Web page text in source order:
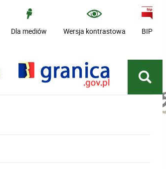
Dla mediów Wersja kontrastowa BIP